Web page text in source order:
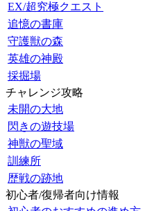
EX/超究極クエスト
追憶の書庫
守護獣の森
英雄の神殿
採掘場
チャレンジ攻略
未開の大地
閃きの遊技場
神獣の聖域
訓練所
歴戦の跡地
初心者/復帰者向け情報